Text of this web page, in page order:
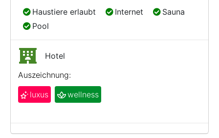
Haustiere erlaubt
Haustiere erlaubt Internet
Internet Sauna
Sauna
Pool
Pool
Hotel
Auszeichnung:
luxus
wellness